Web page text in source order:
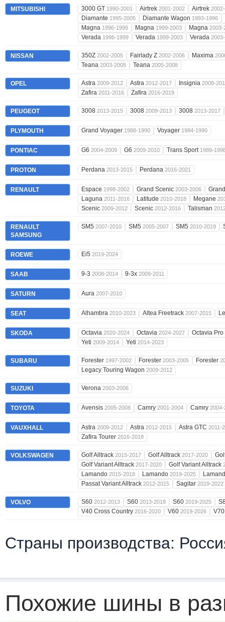
MITSUBISHI 3000 GT 1990-2001 Airtrek 2001-2002 Airtrek
Diamante 1995-2005 Diamante Wagon 1993-1996
Magna 1996-1999 Magna 1999-2003 Magna 2003-
Verada 1996-1999 Verada 1999-2003 Verada
NISSAN 350Z 2002-2005 Fairlady Z 2002-2006 Maxima
Teana 2003-2005 Teana 2005-2008
OPEL Astra 2009-2012 Astra 2012-2017 Insignia 2008-
Zafira 2011-2016 Zafira 2016-2019
PEUGEOT 3008 2013-2015 3008 2009-2013 3008 2013-2017
PLYMOUTH Grand Voyager 1988-1990 Voyager 1984-1990
PONTIAC G6 2004-2009 G6 2009-2010 Trans Sport 1989-
PROTON Perdana 2013-2015 Perdana 2016-2021
RENAULT Espace 1998-2002 Grand Scenic 2003-2006
Laguna 2011-2016 Latitude 2010-2018 Megane
Scenic 2009-2012 Scenic 2012-2016 Talisman
RENAULT
SAMSUNG
SM5 2007-2010 SM5 2005-2007 SM5 2010-2019
ROEWE Ei5 2019-2024
SAAB 9-3 2008-2014 9-3x 2009-2011
SATURN Aura 2007-2010
SEAT Alhambra 2010-2023 Altea Freetrack 2007-2015
SKODA Octavia 2020-2024 Octavia 2024-2027
Octavia Pro
Yeti 2009-2014 Yeti 2014-2023
SUBARU Forester 1997-2002 Forester 2003-2005 Forester
Legacy Touring Wagon 2009-2012
SUZUKI Verona 2003-2006
TOYOTA Avensis 2005-2008 Camry 2001-2004 Camry 2004-
VAUXHALL Astra 2009-2012 Astra 2012-2015 Astra GTC 2011-
Zafira Tourer 2016-2018
VOLKSWAGEN Golf Alltrack 2015-2017 Golf Alltrack 2017-2020
Golf Variant Alltrack 2017-2020 Golf Variant Alltrack
Lamando 2015-2018 Lamando 2019-2025
Passat Variant Alltrack 2012-2015 Sagitar 2019-2022
VOLVO S60 2012-2013 S60 2013-2018 S60 2019-2025
V40 Cross Country 2016-2020 V60 2019-2026
Страны производства:
Похожие шины в